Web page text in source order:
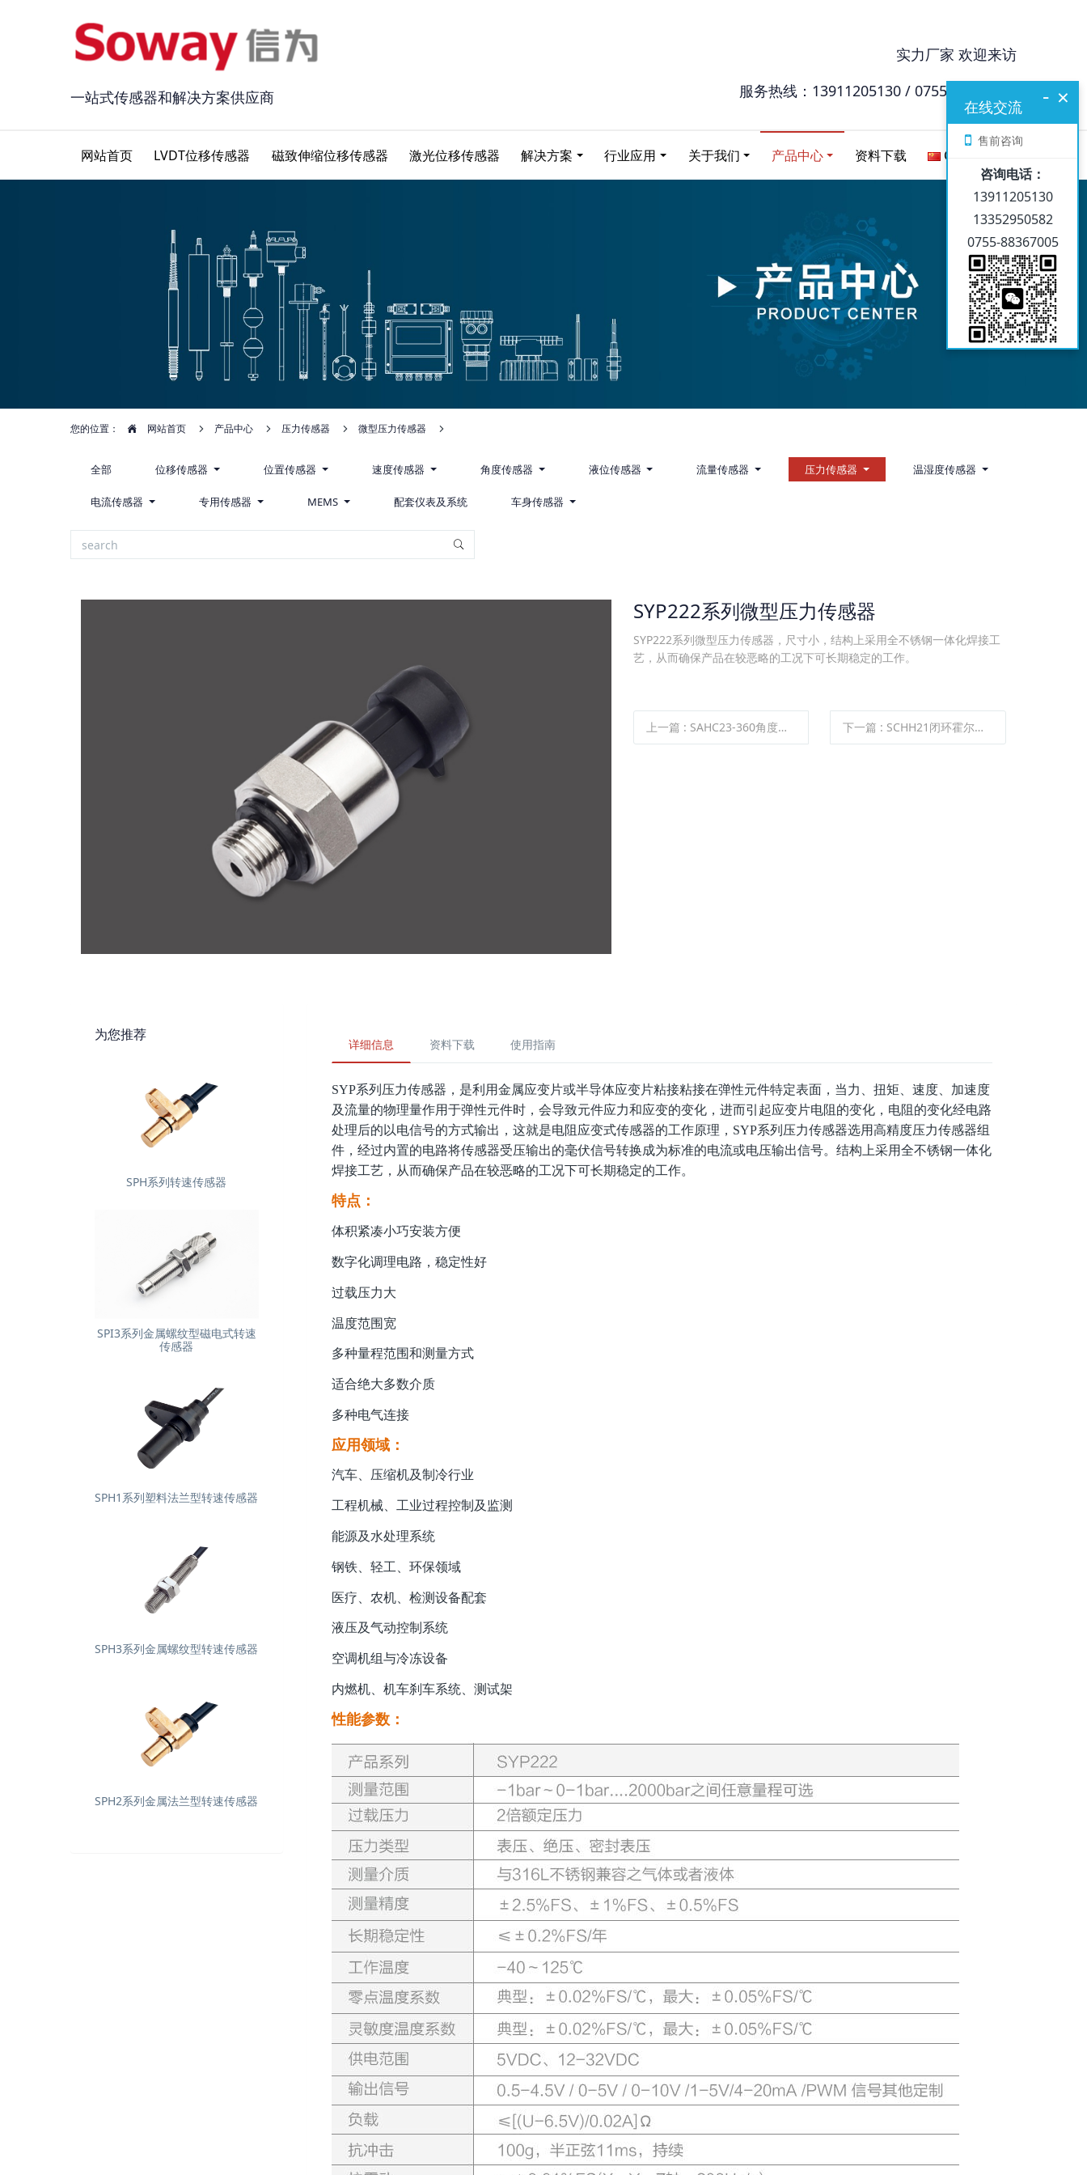
一站式传感器和解决方案供应商
实力厂家 欢迎来访
服务热线：13911205130 / 0755-88367005
网站首页 LVDT位移传感器 磁致伸缩位移传感器 激光位移传感器 解决方案 行业应用 关于我们 产品中心 资料下载 Chinese
您的位置： 网站首页 产品中心 压力传感器 微型压力传感器
全部 位移传感器 位置传感器 速度传感器 角度传感器 液位传感器 流量传感器 压力传感器 温湿度传感器
电流传感器 专用传感器 MEMS 配套仪表及系统 车身传感器
SYP222系列微型压力传感器
SYP222系列微型压力传感器，尺寸小，结构上采用全不锈钢一体化焊接工
艺，从而确保产品在较恶略的工况下可长期稳定的工作。
上一篇 : SAHC23-360角度传感器 下一篇 : SCHH21闭环霍尔电流传感器
详细信息 资料下载 使用指南
SYP系列压力传感器，是利用金属应变片或半导体应变片粘接粘接在弹性元件特定表面，当力、扭矩、速度、加速度
及流量的物理量作用于弹性元件时，会导致元件应力和应变的变化，进而引起应变片电阻的变化，电阻的变化经电路
处理后的 以电信号的方式输出，这就是电阻应变式传感器的工作原理，SYP系列压力传感器选用高精度压力传感器组
件，经过内置的电路将传感器受压输出的毫伏信号转换成为标准的电流或电压输出信号。结构上采用全不锈钢一体化
焊接工艺，从而确保产品在较恶略的工况下可长期稳定的工作。
特点：
体积紧凑小巧安装方便
数字化调理电路，稳定性好
过载压力大
温度范围宽
多种量程范围和测量方式
适合绝大多数介质
多种电气连接
应用领域：
汽车、压缩机及制冷行业
工程机械、工业过程控制及监测
能源及水处理系统
钢铁、轻工、环保领域
医疗、农机、检测设备配套
液压及气动控制系统
空调机组与冷冻设备
内燃机、机车刹车系统、测试架
性能参数：
为您推荐
SPH系列转速传感器
SPI3系列金属螺纹型磁电式转速
传感器
SPH1系列塑料法兰型转速传感器
SPH3系列金属螺纹型转速传感器
SPH2系列金属法兰型转速传感器
×
-
在线交流
售前咨询
咨询电话：
13911205130
13352950582
0755-88367005